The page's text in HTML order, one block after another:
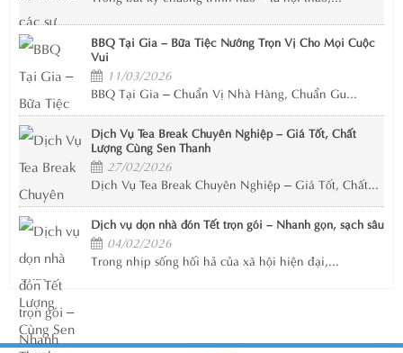
BBQ Tại Gia – Bữa Tiệc Nướng Trọn Vị Cho Mọi Cuộc
Vui
11/03/2026
BBQ Tại Gia – Chuẩn Vị Nhà Hàng, Chuẩn Gu...
Dịch Vụ Tea Break Chuyên Nghiệp – Giá Tốt, Chất
Lượng Cùng Sen Thanh
27/02/2026
Dịch Vụ Tea Break Chuyên Nghiệp – Giá Tốt, Chất...
Dịch vụ dọn nhà đón Tết trọn gói – Nhanh gọn, sạch sâu
04/02/2026
Trong nhịp sống hối hả của xã hội hiện đại,...